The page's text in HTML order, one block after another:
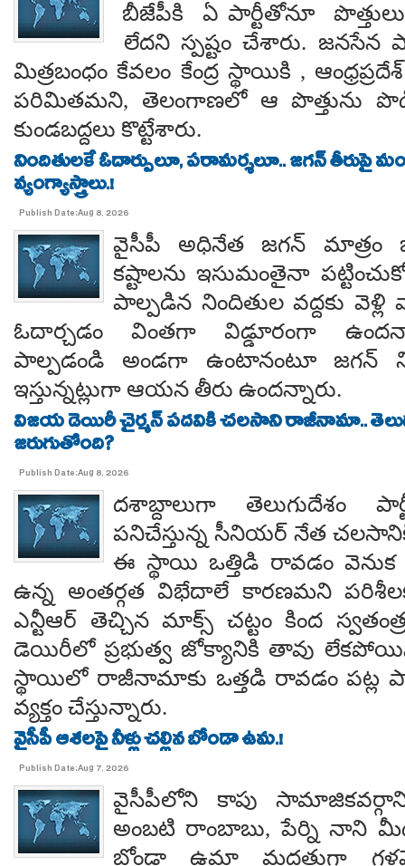
బీజేపీకి ఏ పార్టీతోనూ పొత్తులు
లేదని స్పష్టం చేశారు. జనసేన
మిత్రబంధం కేవలం కేంద్ర స్థాయికి ,
పరిమితమని, తెలంగాణలో ఆ పొత్తును
కుండబద్దలు కొట్టేశారు.
నిందితులకే ఓదార్పులూ, పరామర్శలూ.. జగన్ తీరుపై
వ్యంగ్యాస్త్రాలు.!
Publish Date:Aug 8, 2026
వైసీపీ అధినేత జగన్ మాత్రం
కష్టాలను ఇసుమంతైనా
పాల్పడిన నిందితుల వద్దకు
ఓదార్చడం వింతగా విడ్డూరంగా
పాల్పడండి అండగా ఉంటానంటూ జగన్
ఇస్తున్నట్లుగా ఆయన తీరు ఉందన్నారు.
విజయ డెయిరీ చైర్మన్ పదవికి చలసాని రాజీనామా..
జరుగుతోంది?
Publish Date:Aug 8, 2026
దశాబ్దాలుగా తెలుగుదేశం
పనిచేస్తున్న సీనియర్ నేత
ఈ స్థాయి ఒత్తిడి రావడం వెనుక
ఉన్న అంతర్గత విభేదాలే కారణమని
ఎన్టీఆర్ తెచ్చిన మాక్స్ చట్టం కింద
డెయిరీలో ప్రభుత్వ జోక్యానికి తావు
స్థాయిలో రాజీనామాకు ఒత్తడి రావడం పట్ల
వ్యక్తం చేస్తున్నారు.
వైసీపీ ఆశలపై నీళ్లు చల్లిన బోండా ఉమ.!
Publish Date:Aug 7, 2026
వైసీపీలోని కాపు
అంబటి రాంబాబు, పేర్ని నాని
బోండా ఉమా మద్దతుగా